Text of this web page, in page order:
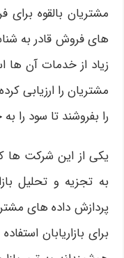
مشتریان بالقوه
های فروش قادر به
زیاد از خدمات آن ها
مشتریان را ارزیابی
را بفروشند تا سود را
یکی از این شرکت ها
به تجزیه و تحلیل
پردازش داده های
برای بازاریابان